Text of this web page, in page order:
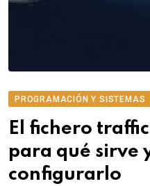
PROGRAMACIÓN Y SISTEMAS
El fichero
para qué sirve
configurarlo